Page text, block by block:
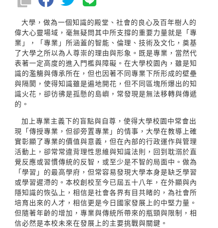
大學，做為一個知識的殿堂、社會的良心及百年樹人的
偉大心靈場域，毫無疑問其中所支撐的重要力量就是「專
業」，「專業」所涵蓋的智能、倫理、技術及文化，奠基
了大學之所以為人尊崇的理由與形象。既是專業，當然代
表著一定高度的進入門檻與障礙。在大學校園內，雖是知
識的濫觴與傳承所在，但也因著不同專業下所形成的壁壘
與隔閡，使得知識雖是遍地開花，但不同區塊所爆出的知
識火花，卻彷彿是孤懸的島嶼，常發現是無法移轉與傳遞
的。
加上專業主義下的盲點與自尊，使得大學校園中常會出
現「傳授專業，但卻旁置專業」的情事，大學在教導上確
實彰顯了專業的價值與意義，但在內部的行政運作與管理
活動上，卻常常違背理性思維與知識法則，回到耽溺於直
覺反應或習慣傳統的反智，或至少是不智的局面中。做為
「學習」的最高學府，但常容易發現大學本身是缺乏學習
或學習遲滯的。本校創校至今已屆五十八年，在外顯與內
隱知識的恢弘上，相信是社會各界有目共睹的，為社會所
培育出來的人才，相信更是今日國家發展上的中堅力量。
但隨著年齡的增加，專業與傳統所帶來的瓶頸與限制，相
信必然是本校未來在發展上的主要挑戰與關鍵。